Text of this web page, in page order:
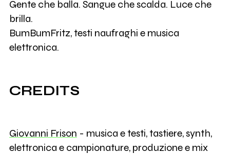
Gente che balla. Sangue che scalda. Luce che
brilla.
BumBumFritz, testi naufraghi e musica
elettronica.
CREDITS
Giovanni Frison - musica e testi, tastiere, synth,
elettronica e campionature, produzione e mix